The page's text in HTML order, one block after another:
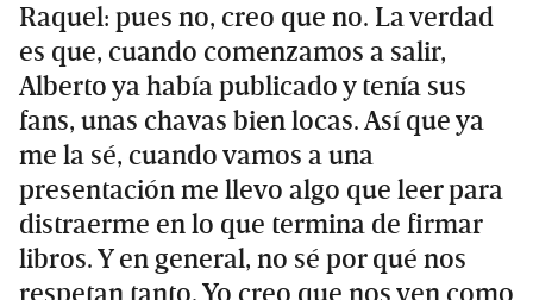
Raquel: pues no, creo que no. La verdad
es que, cuando comenzamos a salir,
Alberto ya había publicado y tenía sus
fans, unas chavas bien locas. Así que ya
me la sé, cuando vamos a una
presentación me llevo algo que leer para
distraerme en lo que termina de firmar
libros. Y en general, no sé por qué nos